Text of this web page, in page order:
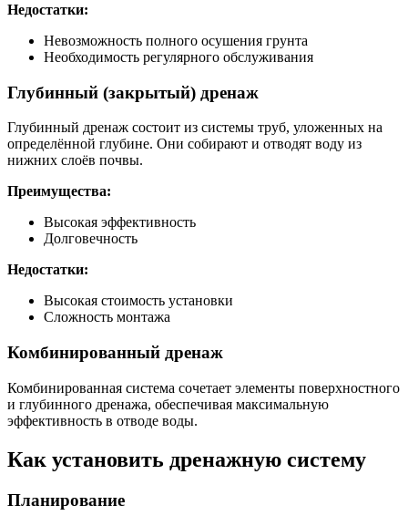
Недостатки:
Невозможность полного осушения грунта
Необходимость регулярного обслуживания
Глубинный (закрытый) дренаж
Глубинный дренаж состоит из системы труб, уложенных на
определённой глубине. Они собирают и отводят воду из
нижних слоёв почвы.
Преимущества:
Высокая эффективность
Долговечность
Недостатки:
Высокая стоимость установки
Сложность монтажа
Комбинированный дренаж
Комбинированная система сочетает элементы поверхностного
и глубинного дренажа, обеспечивая максимальную
эффективность в отводе воды.
Как установить дренажную систему
Планирование